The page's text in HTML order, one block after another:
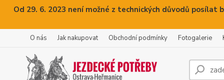
Od 29. 6. 2023 není možné z technických důvodů
O nás Jak nakupovat Obchodní podmínky Fotogalerie